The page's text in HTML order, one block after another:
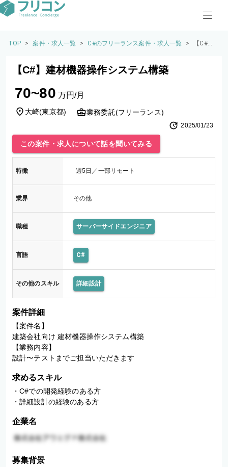
TOP > 案件・求人一覧 > C#のフリーランス案件・求人一覧 >
【C#】
【C#】建材機器操作システム構築
70~80 万円/月
大崎(東京都) 業務委託(フリーランス)
2025/01/23
この案件・求人について話を聞いてみる
特徴 週5日／一部リモート
業界 その他
職種 サーバーサイドエンジニア
言語 C#
その他のスキル 詳細設計
案件詳細
【案件名】
建築会社向け 建材機器操作システム構築
【業務内容】
求めるスキル
・C#での開発経験のある方
・詳細設計の経験のある方
企業名
募集背景